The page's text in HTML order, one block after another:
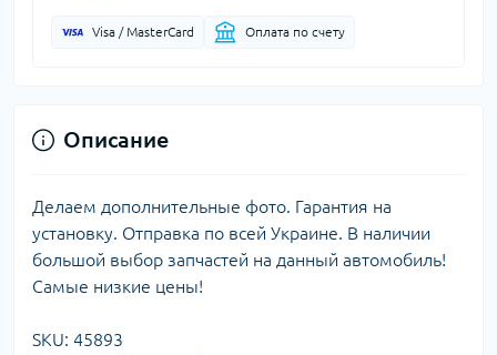
Visa / MasterCard Оплата по счету
Описание
Делаем дополнительные фото. Гарантия на
установку. Отправка по всей Украине. В наличии
большой выбор запчастей на данный автомобиль!
Самые низкие цены!
SKU: 45893